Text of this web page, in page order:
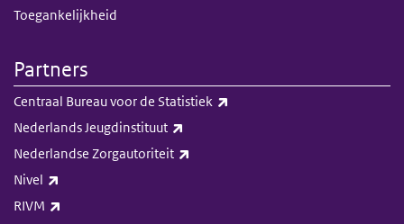
Toegankelijkheid
Partners
Centraal Bureau voor de Statistiek
Nederlands Jeugdinstituut
Nederlandse Zorgautoriteit
Nivel
RIVM